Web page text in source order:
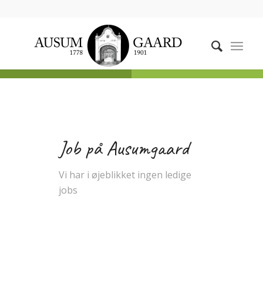
Job på Ausumgaard
Vi har i øjeblikket ingen ledige
jobs